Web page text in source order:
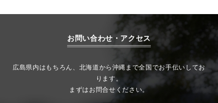
お問い合わせ・アクセス
広島県内はもちろん、北海道から沖縄まで全国でお手伝いしてお
ります。
まずはお問合せください。